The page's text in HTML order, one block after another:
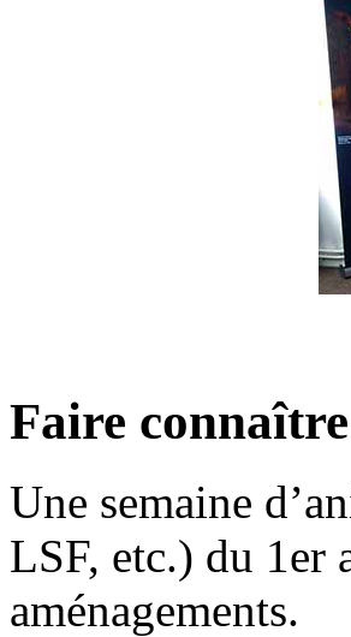
Faire
Une semaine
LSF, etc.) du 1er
aménagements.